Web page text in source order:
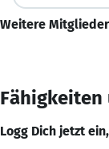
Weitere Mitglieder
Logg Dich jetzt